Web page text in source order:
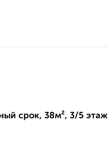
срок, 38м², 3/5 этаж